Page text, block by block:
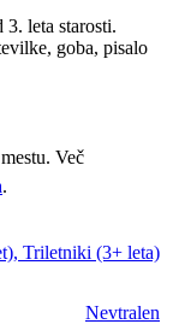
3. leta starosti.
goba, pisalo
Več
.
, Triletniki (3+ leta)
Nevtralen